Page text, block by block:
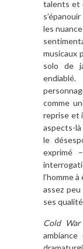
talents et
les
musicaux
solo de
comme
reprise et
aspects-
le
exprimé
l’homme
assez
ses
Cold War